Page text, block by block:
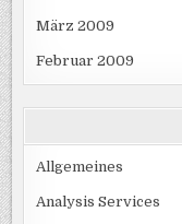
März 2009
Februar 2009
Allgemeines
Analysis Services